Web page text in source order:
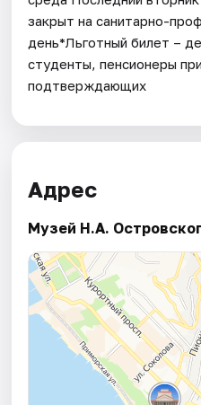
закрыт на санитарно-
день*Льготный билет –
студенты, пенсионеры
подтверждающих
Адрес
Музей Н.А.